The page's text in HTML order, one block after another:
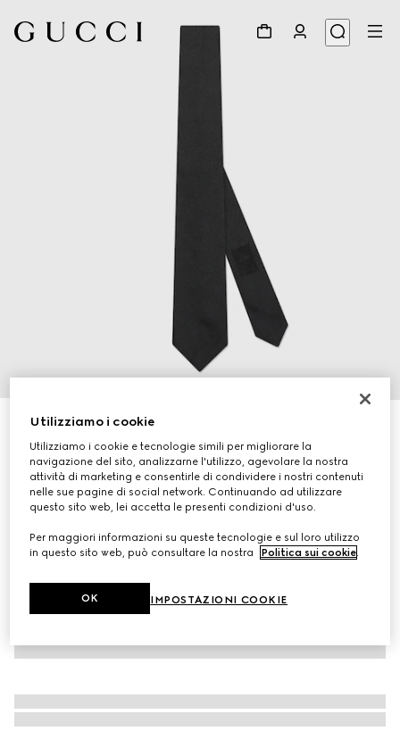
Cravatta in seta con dettaglio Doppia G
CHF 170
Variantenero
Utilizziamo i cookie
Utilizziamo i cookie e tecnologie simili per migliorare la
navigazione del sito, analizzarne l'utilizzo, agevolare la nostra
attività di marketing e consentirle di condividere i nostri contenuti
nelle sue pagine di social network. Continuando ad utilizzare
questo sito web, lei accetta le presenti condizioni d'uso.
Per maggiori informazioni su queste tecnologie e sul loro utilizzo
in questo sito web, può consultare la nostra
Politica sui cookie.
IMPOSTAZIONI COOKIE
OK